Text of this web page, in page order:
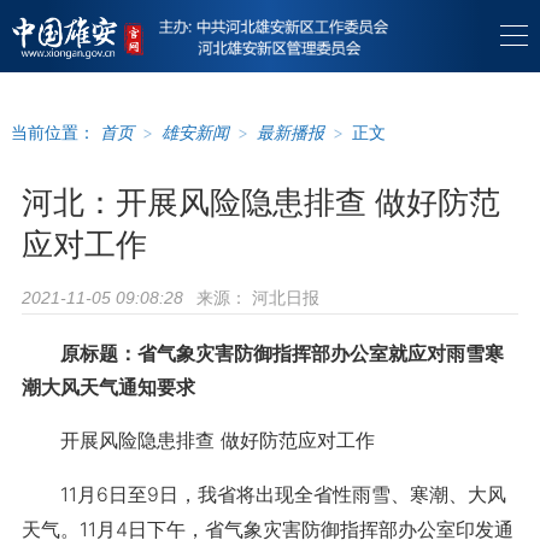
当前位置： 首页 > 雄安新闻 > 最新播报 > 正文
河北：开展风险隐患排查 做好防范
应对工作
2021-11-05 09:08:28 来源： 河北日报
原标题：省气象灾害防御指挥部办公室就应对雨雪寒
潮大风天气通知要求
开展风险隐患排查 做好防范应对工作
11月6日至9日，我省将出现全省性雨雪、寒潮、大风
天气。11月4日下午，省气象灾害防御指挥部办公室印发通